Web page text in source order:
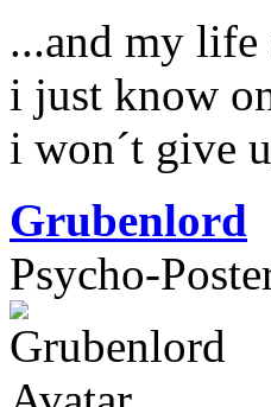
...and my life
i just know
i won´t give
Grubenlord
Psycho-